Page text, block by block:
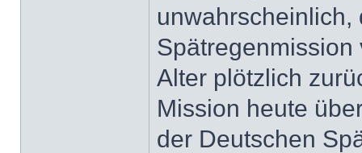
unwahrscheinlich,
Alter plötzlich
Mission heute
der Deutschen